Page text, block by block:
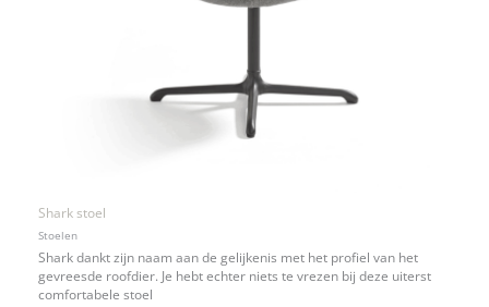
Shark stoel
Stoelen
Shark dankt zijn naam aan de gelijkenis met het profiel van het
gevreesde roofdier. Je hebt echter niets te vrezen bij deze uiterst
comfortabele stoel